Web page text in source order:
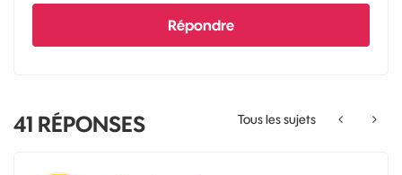
Répondre
Tous les sujets
41 RÉPONSES